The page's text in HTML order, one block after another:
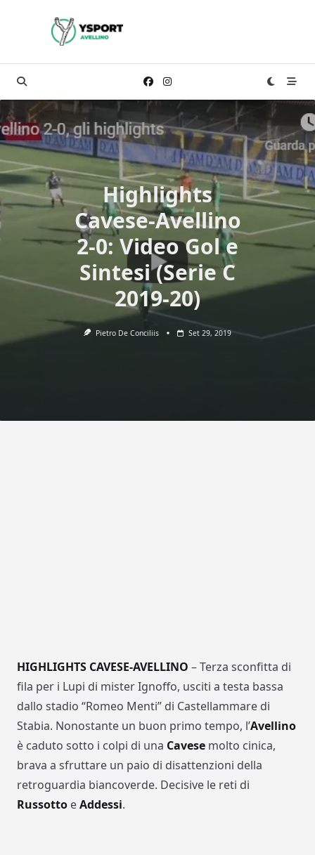
Highlights
Cavese-Avellino
2-0: Video Gol e
Sintesi (Serie C
2019-20)
Pietro De Conciliis Set 29, 2019
HIGHLIGHTS CAVESE-AVELLINO – Terza sconfitta di
fila per i Lupi di mister Ignoffo, usciti a testa bassa
dallo stadio “Romeo Menti” di Castellammare di
Stabia. Nonostante un buon primo tempo, l’Avellino
è caduto sotto i colpi di una Cavese molto cinica,
brava a sfruttare un paio di disattenzioni della
retroguardia biancoverde. Decisive le reti di
Russotto eAddessi.